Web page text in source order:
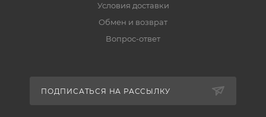
Условия доставки
Обмен и возврат
Вопрос-ответ
ПОДПИСАТЬСЯ НА РАССЫЛКУ